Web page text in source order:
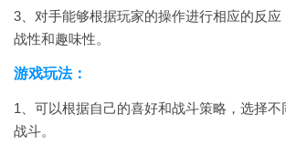
3、对手能够根据玩家的操作进行相应的反
战性和趣味性。
游戏玩法：
1、可以根据自己的喜好和战斗策略，选择
战斗。